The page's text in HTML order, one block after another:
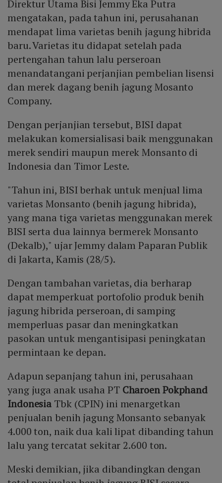
Direktur Utama Bisi Jemmy Eka Putra
mengatakan, pada tahun ini, perusahanan
mendapat lima varietas benih jagung hibrida
baru. Varietas itu didapat setelah pada
pertengahan tahun lalu perseroan
menandatangani perjanjian pembelian lisensi
dan merek dagang benih jagung Mosanto
Company.
Dengan perjanjian tersebut, BISI dapat
melakukan komersialisasi baik menggunakan
merek sendiri maupun merek Monsanto di
Indonesia dan Timor Leste.
"Tahun ini, BISI berhak untuk menjual lima
varietas Monsanto (benih jagung hibrida),
yang mana tiga varietas menggunakan merek
BISI serta dua lainnya bermerek Monsanto
(Dekalb)," ujar Jemmy dalam Paparan Publik
di Jakarta, Kamis (28/5).
Dengan tambahan varietas, dia berharap
dapat memperkuat portofolio produk benih
jagung hibrida perseroan, di samping
memperluas pasar dan meningkatkan
pasokan untuk mengantisipasi peningkatan
permintaan ke depan.
Adapun sepanjang tahun ini, perusahaan
yang juga anak usaha PT Charoen Pokphand
Indonesia Tbk (CPIN) ini menargetkan
penjualan benih jagung Monsanto sebanyak
4.000 ton, naik dua kali lipat dibanding tahun
lalu yang tercatat sekitar 2.600 ton.
Meski demikian, jika dibandingkan dengan